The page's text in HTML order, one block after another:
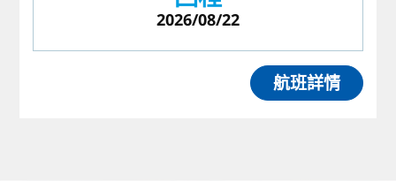
2026/08/22
航班詳情